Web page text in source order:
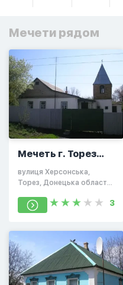
Мечети рядом
Мечеть г. Торез
(община "Юлдыз")
вулиця Херсонська,
Торез, Донецька область,
3